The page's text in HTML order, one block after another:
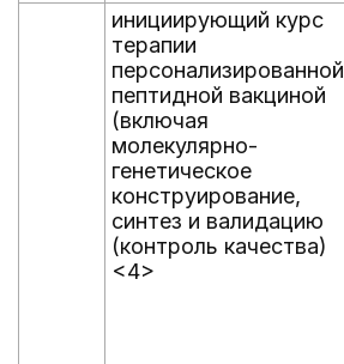
инициирующий курс
терапии
персонализированной
пептидной вакциной
(включая
молекулярно-
генетическое
конструирование,
синтез и валидацию
(контроль качества)
<4>